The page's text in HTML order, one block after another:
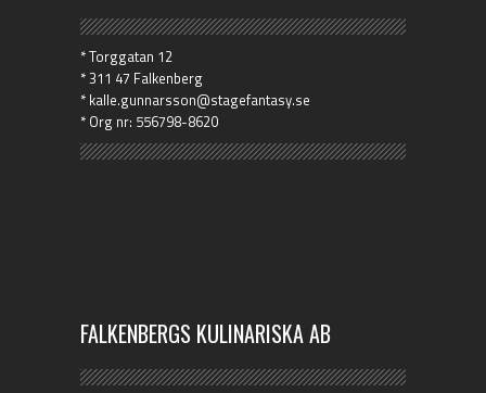
* Torggatan 12
* 311 47 Falkenberg
* kalle.gunnarsson@stagefantasy.se
* Org nr: 556798-8620
FALKENBERGS KULINARISKA AB